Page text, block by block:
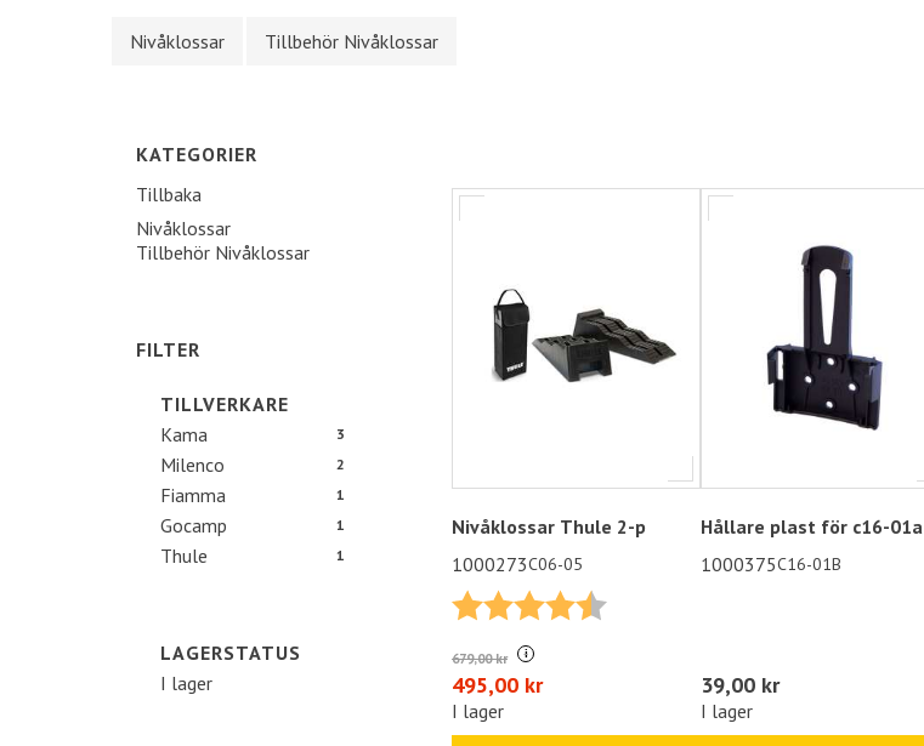
Nivåklossar Tillbehör Nivåklossar
KATEGORIER
Tillbaka
Nivåklossar
Tillbehör Nivåklossar
FILTER
TILLVERKARE
Kama
3
Milenco 2
Fiamma 1
Gocamp 1
Thule 1
LAGERSTATUS
I lager
Nivåklossar Thule 2-p
1000273C06-05
Betyg: 4.7 utav 5 stjärnor
679,00 kr i
495,00 kr
I lager
Hållare plast för c16-01a
1000375C16-01B
39,00 kr
I lager